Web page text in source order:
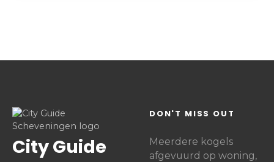
City Guide
DON'T MISS OUT
Meerdere kogels
afgevuurd op woning,